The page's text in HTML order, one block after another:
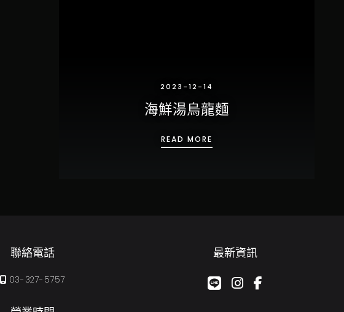
2023-12-14
海鮮湯烏龍麵
READ MORE
聯絡電話
03-327-5757
最新資訊
google-plus-g
instagram